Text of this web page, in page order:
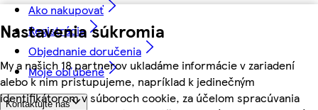
Nastavenia súkromia
My a našich 18 partnerov ukladáme informácie v zariadení
alebo k nim pristupujeme, napríklad k jedinečným
identifikátorom v súboroch cookie, za účelom spracúvania
Ako nakupovať
Registrácia
Objednanie doručenia
Moje obľúbené
Kontaktujte nás